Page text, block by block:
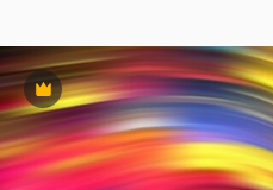
Premium